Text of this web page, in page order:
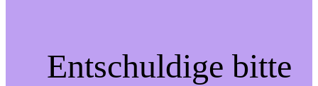
Entschuldige bitte